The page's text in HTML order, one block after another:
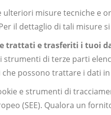
misure tecniche e
il dettaglio di tali misure
trattati e trasferiti i tuoi
strumenti di terze parti
possono trattare i dati
e strumenti di
(SEE). Qualora un